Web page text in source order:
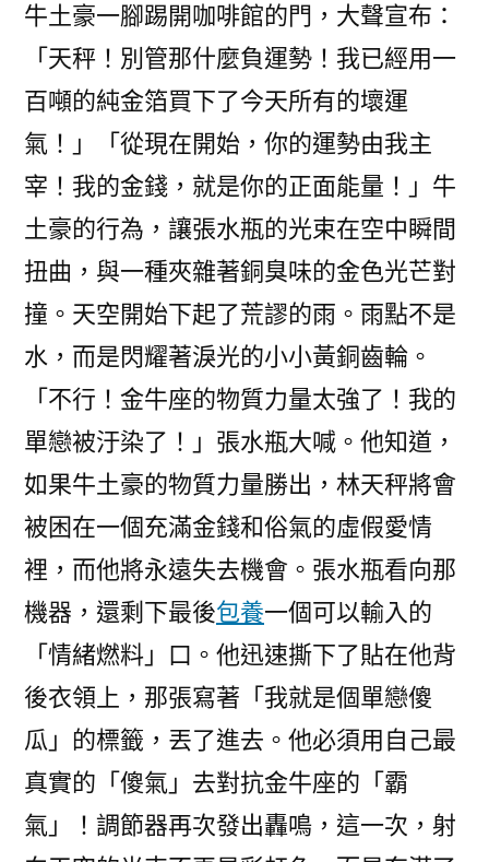
牛土豪一腳踢開咖啡館的門，大聲宣布：
「天秤！別管那什麼負運勢！我已經用一
百噸的純金箔買下了今天所有的壞運
氣！」「從現在開始，你的運勢由我主
宰！我的金錢，就是你的正面能量！」牛
土豪的行為，讓張水瓶的光束在空中瞬間
扭曲，與一種夾雜著銅臭味的金色光芒對
撞。天空開始下起了荒謬的雨。雨點不是
水，而是閃耀著淚光的小小黃銅齒輪。
「不行！金牛座的物質力量太強了！我的
單戀被汙染了！」張水瓶大喊。他知道，
如果牛土豪的物質力量勝出，林天秤將會
被困在一個充滿金錢和俗氣的虛假愛情
裡，而他將永遠失去機會。張水瓶看向那
機器，還剩下最後包養一個可以輸入的
「情緒燃料」口。他迅速撕下了貼在他背
後衣領上，那張寫著「我就是個單戀傻
瓜」的標籤，丟了進去。他必須用自己最
真實的「傻氣」去對抗金牛座的「霸
氣」！調節器再次發出轟鳴，這一次，射